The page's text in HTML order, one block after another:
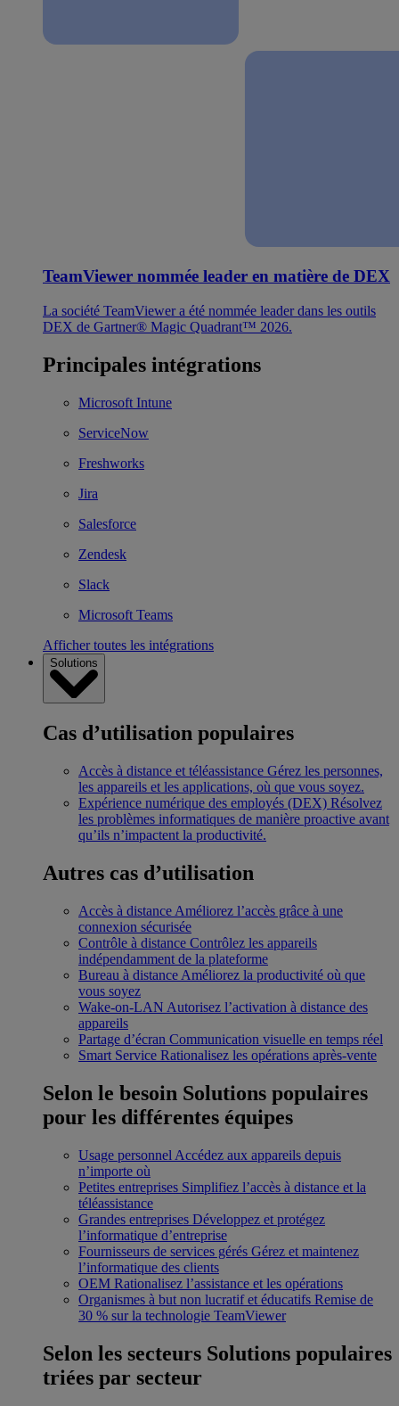
TeamViewer nommée leader en matière de DEX
La société TeamViewer a été nommée leader dans les outils
DEX de Gartner® Magic Quadrant™ 2026.
Principales intégrations
Microsoft Intune
ServiceNow
Freshworks
Jira
Salesforce
Zendesk
Slack
Microsoft Teams
Afficher toutes les intégrations
Solutions
Cas d’utilisation populaires
Accès à distance et téléassistance Gérez les personnes,
les appareils et les applications, où que vous soyez.
Expérience numérique des employés (DEX) Résolvez
les problèmes informatiques de manière proactive avant
qu’ils n’impactent la productivité.
Autres cas d’utilisation
Accès à distance Améliorez l’accès grâce à une
connexion sécurisée
Contrôle à distance Contrôlez les appareils
indépendamment de la plateforme
Bureau à distance Améliorez la productivité où que
vous soyez
Wake-on-LAN Autorisez l’activation à distance des
appareils
Partage d’écran Communication visuelle en temps réel
Smart Service Rationalisez les opérations après-vente
Selon le besoin Solutions populaires
pour les différentes équipes
Usage personnel Accédez aux appareils depuis
n’importe où
Petites entreprises Simplifiez l’accès à distance et la
téléassistance
Grandes entreprises Développez et protégez
l’informatique d’entreprise
Fournisseurs de services gérés Gérez et maintenez
l’informatique des clients
OEM Rationalisez l’assistance et les opérations
Organismes à but non lucratif et éducatifs Remise de
30 % sur la technologie TeamViewer
Selon les secteurs Solutions populaires
triées par secteur